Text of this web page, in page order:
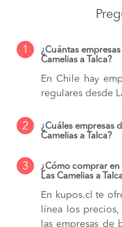
1
¿Cuántas
Camelias a Talca?
En Chile hay
regulares desde
2
¿Cuáles empresas
Camelias a Talca?
3
¿Cómo comprar en
Las Camelias a
En kupos.cl te
línea los
las empresas de